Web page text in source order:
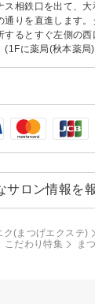
ス相鉄口を出て、
通りを直進します
するとすぐ左側の
(1Fに薬局(秋本薬局)
サロン情報を
ク(まつげエクステ)
こだわり特集
ま